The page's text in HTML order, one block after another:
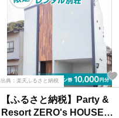
出典：楽天ふるさと納税
【ふるさと納税】Party &
Resort ZERO's HOUSE